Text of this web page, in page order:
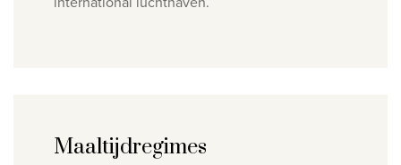
Maaltijdregimes